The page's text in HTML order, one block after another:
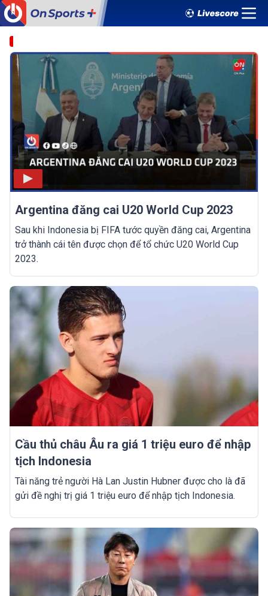
Argentina đăng cai U20 World Cup 2023
Sau khi Indonesia bị FIFA tước quyền đăng cai, Argentina
trở thành cái tên được chọn để tổ chức U20 World Cup
2023.
Cầu thủ châu Âu ra giá 1 triệu euro để nhập
tịch Indonesia
Tài năng trẻ người Hà Lan Justin Hubner được cho là đã
gửi đề nghị trị giá 1 triệu euro để nhập tịch Indonesia.